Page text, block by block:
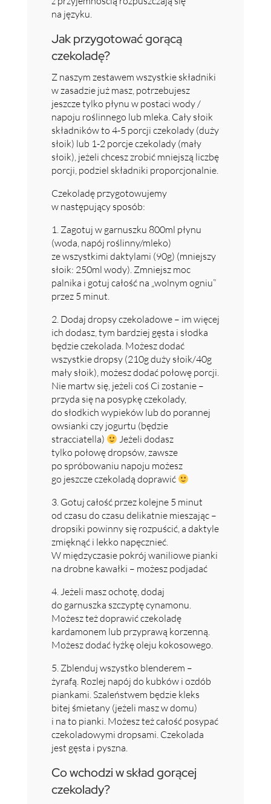
na języku.
Jak przygotować gorącą
czekoladę?
Z naszym zestawem wszystkie składniki
w zasadzie już masz, potrzebujesz
jeszcze tylko płynu w postaci wody /
napoju roślinnego lub mleka. Cały słoik
składników to 4-5 porcji czekolady (duży
słoik) lub 1-2 porcje czekolady (mały
słoik), jeżeli chcesz zrobić mniejszą liczbę
porcji, podziel składniki proporcjonalnie.
Czekoladę przygotowujemy
w następujący sposób:
1. Zagotuj w garnuszku 800ml płynu
(woda, napój roślinny/mleko)
ze wszystkimi daktylami (90g) (mniejszy
słoik: 250ml wody). Zmniejsz moc
palnika i gotuj całość na „wolnym ogniu”
przez 5 minut.
2. Dodaj dropsy czekoladowe – im więcej
ich dodasz, tym bardziej gęsta i słodka
będzie czekolada. Możesz dodać
wszystkie dropsy (210g duży słoik/40g
mały słoik), możesz dodać połowę porcji.
Nie martw się, jeżeli coś Ci zostanie –
przyda się na posypkę czekolady,
do słodkich wypieków lub do porannej
owsianki czy jogurtu (będzie
stracciatella)
Jeżeli dodasz
tylko połowę dropsów, zawsze
po spróbowaniu napoju możesz
go jeszcze czekoladą doprawić
3. Gotuj całość przez kolejne 5 minut
od czasu do czasu delikatnie mieszając –
dropsiki powinny się rozpuścić, a daktyle
zmięknąć i lekko napęcznieć.
W międzyczasie pokrój waniliowe pianki
na drobne kawałki – możesz podjadać
4. Jeżeli masz ochotę, dodaj
do garnuszka szczyptę cynamonu.
Możesz też doprawić czekoladę
kardamonem lub przyprawą korzenną.
Możesz dodać łyżkę oleju kokosowego.
5. Zblenduj wszystko blenderem –
żyrafą. Rozlej napój do kubków i ozdób
piankami. Szaleństwem będzie kleks
bitej śmietany (jeżeli masz w domu)
i na to pianki. Możesz też całość posypać
czekoladowymi dropsami. Czekolada
jest gęsta i pyszna.
Co wchodzi w skład gorącej
czekolady?